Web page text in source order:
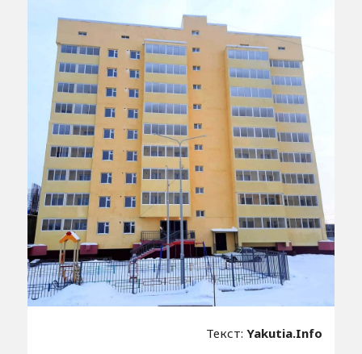
Текст:Yakutia.Info